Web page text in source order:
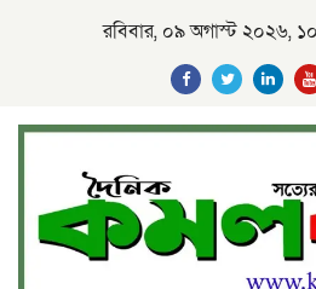
রবিবার, ০৯ অগাস্ট ২০২৬,